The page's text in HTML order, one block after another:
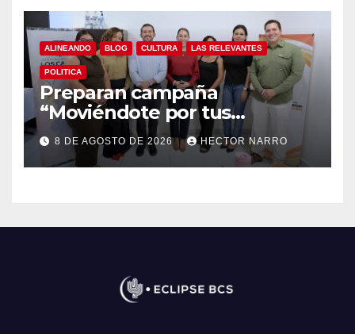
ALINEANDO BLOG CULTURA LAS RELEVANTES
POLITICA
Preparan campaña
“Moviéndote por tus
Derechos 2026” para
fortalecer la promoción y
protección de los derechos
8 DE AGOSTO DE 2026 HECTOR NARRO